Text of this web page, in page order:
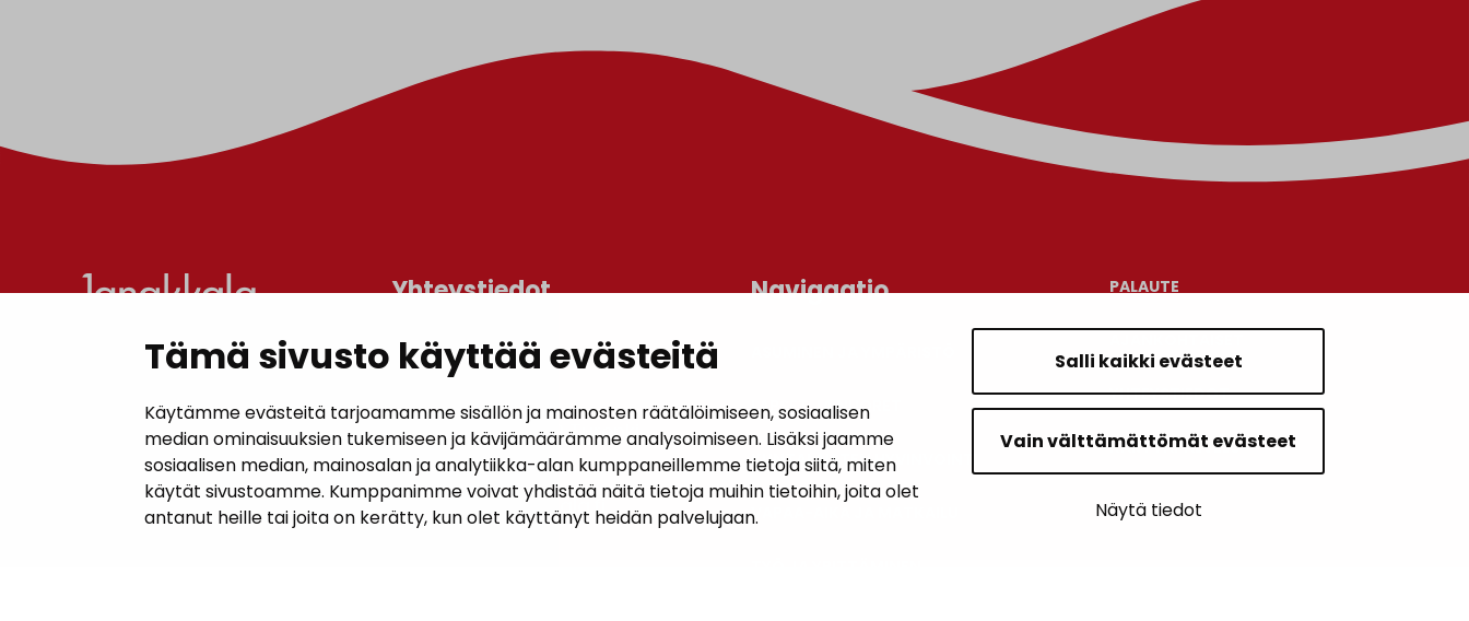
Tämä sivusto käyttää evästeitä
Käytämme evästeitä tarjoamamme sisällön ja mainosten räätälöimiseen, sosiaalisen
median ominaisuuksien tukemiseen ja kävijämäärämme analysoimiseen. Lisäksi jaamme
sosiaalisen median, mainosalan ja analytiikka-alan kumppaneillemme tietoja siitä, miten
käytät sivustoamme. Kumppanimme voivat yhdistää näitä tietoja muihin tietoihin, joita olet
antanut heille tai joita on kerätty, kun olet käyttänyt heidän palvelujaan.
Salli kaikki evästeet
Vain välttämättömät evästeet
Näytä tiedot
Yhteystiedot
Janakkalan kunta
Juttilantie 1, 14200 Turenki
Puh. 050 5090 449
kirjaamo@janakkala.fi
Navigaatio
LAPSET JA NUORET
KUNTALAISTEN HYVINVOINTI
VAPAA-AIKA JA MATKAILU
PALAUTE
YHTEYSTIEDOT
KARTTAPALVELU